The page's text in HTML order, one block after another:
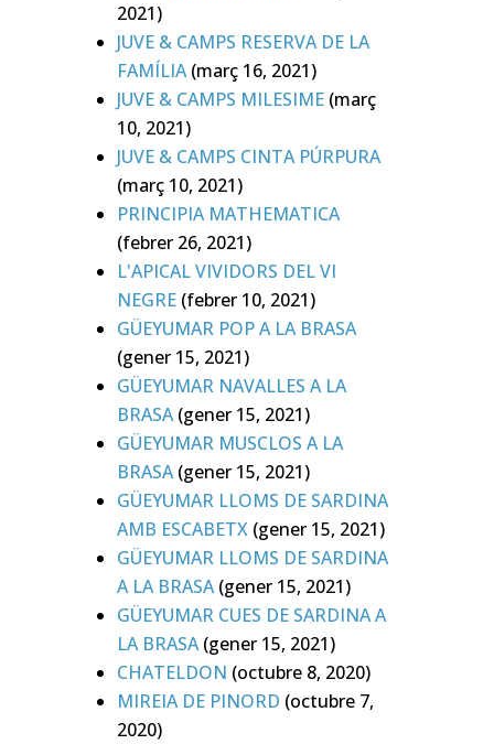
2021)
JUVE & CAMPS RESERVA DE LA
FAMÍLIA (març 16, 2021)
JUVE & CAMPS MILESIME (març
10, 2021)
JUVE & CAMPS CINTA PÚRPURA
(març 10, 2021)
PRINCIPIA MATHEMATICA
(febrer 26, 2021)
L'APICAL VIVIDORS DEL VI
NEGRE (febrer 10, 2021)
GÜEYUMAR POP A LA BRASA
(gener 15, 2021)
GÜEYUMAR NAVALLES A LA
BRASA (gener 15, 2021)
GÜEYUMAR MUSCLOS A LA
BRASA (gener 15, 2021)
GÜEYUMAR LLOMS DE SARDINA
AMB ESCABETX (gener 15, 2021)
GÜEYUMAR LLOMS DE SARDINA
A LA BRASA (gener 15, 2021)
GÜEYUMAR CUES DE SARDINA A
LA BRASA (gener 15, 2021)
CHATELDON (octubre 8, 2020)
MIREIA DE PINORD (octubre 7,
2020)